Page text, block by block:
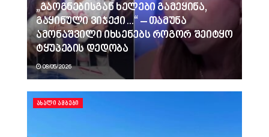
„გაოგნებისგან ხელები გამეყინა,
გაყინული ვიჯექი…“ – თამუნა
ამონაშვილი იხსენებს როგორ შეიტყო
ტყუპების დედობა
08/05/2026
ᲐᲮᲐᲚᲘ ᲐᲛᲑᲔᲑᲘ